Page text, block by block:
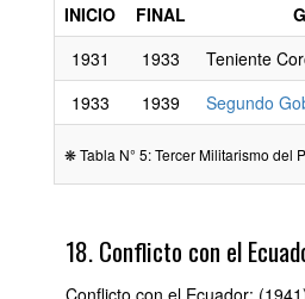
INICIO
FINAL
1931
1933
Teniente
1933
1939 Segundo
❋ Tabla N° 5: Tercer Militarismo del
18. Conflicto con el
Conflicto con el Ecuador: